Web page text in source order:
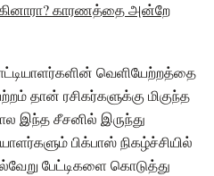
காரணத்தை அன்றே
வெளியேற்றத்தை
தான் ரசிகர்களுக்கு மிகுந்த
இந்த சீசனில் இருந்து
பிக்பாஸ் நிகழ்ச்சியில்
பேட்டிகளை கொடுத்து